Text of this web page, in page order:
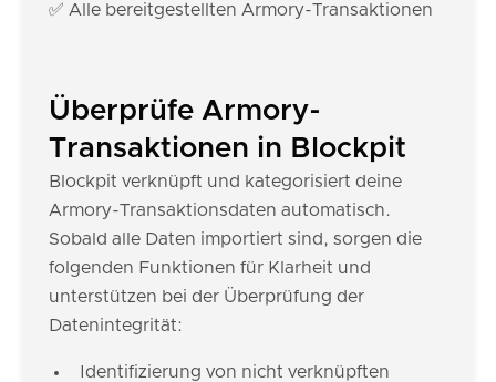
✅ Alle bereitgestellten Armory-Transaktionen
Überprüfe Armory-
Transaktionen in Blockpit
Blockpit verknüpft und kategorisiert deine
Armory-Transaktionsdaten automatisch.
Sobald alle Daten importiert sind, sorgen die
folgenden Funktionen für Klarheit und
unterstützen bei der Überprüfung der
Datenintegrität:
Identifizierung von nicht verknüpften